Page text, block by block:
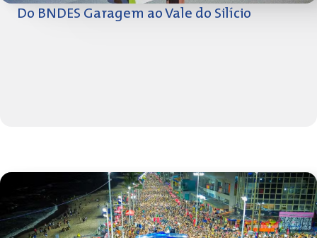
Do BNDES Garagem ao Vale do Silício